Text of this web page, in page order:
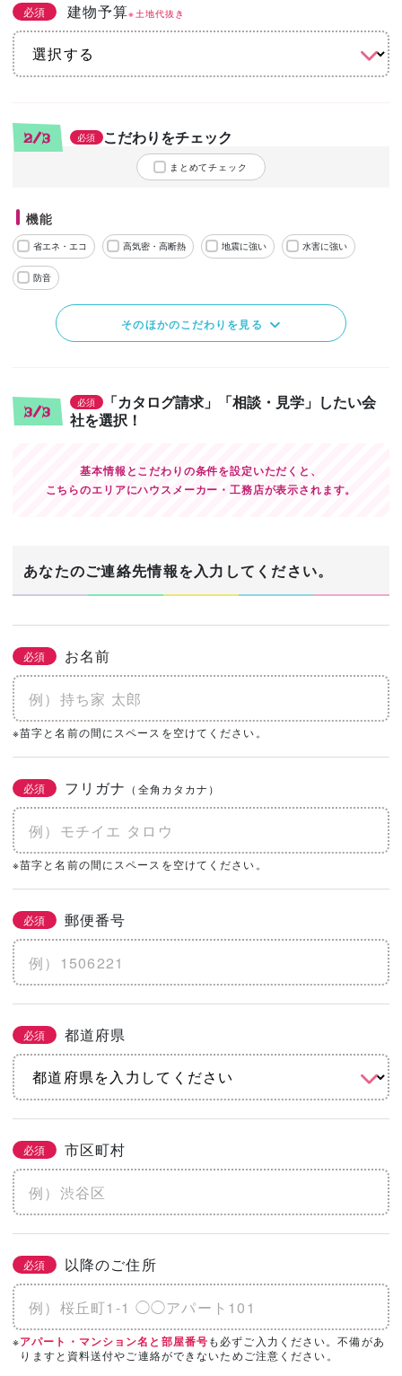
必須 建物予算※土地代抜き
2/3 必須 こだわりをチェック
まとめてチェック
機能
省エネ・エコ 高気密・高断熱 地震に強い 水害に強い
防音
そのほかのこだわりを見る
3/3
必須
「カタログ請求」「相談・見学」したい会
社を選択！
基本情報とこだわりの条件を設定いただくと、
こちらのエリアにハウスメーカー・工務店が表示されます。
あなたのご連絡先情報を入力してください。
必須 お名前
※苗字と名前の間にスペースを空けてください。
必須 フリガナ （全角カタカナ）
※苗字と名前の間にスペースを空けてください。
必須 郵便番号
必須 都道府県
必須 市区町村
必須 以降のご住所
※アパート・マンション名と部屋番号も必ずご入力ください。不備があ
りますと資料送付やご連絡ができないためご注意ください。